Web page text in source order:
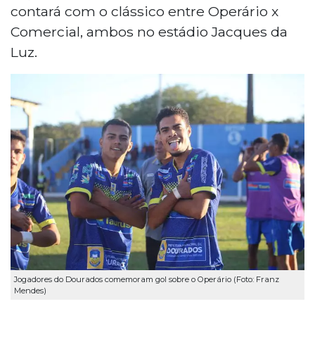
contará com o clássico entre Operário x
Comercial, ambos no estádio Jacques da
Luz.
Jogadores do Dourados comemoram gol sobre o Operário (Foto: Franz
Mendes)